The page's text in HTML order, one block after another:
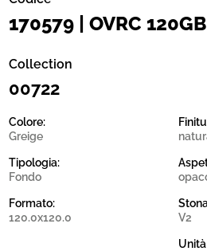
170579 | OVRC
Collection
00722
Colore:
Greige
Tipologia:
Fondo
Formato:
120.0x120.0
V2